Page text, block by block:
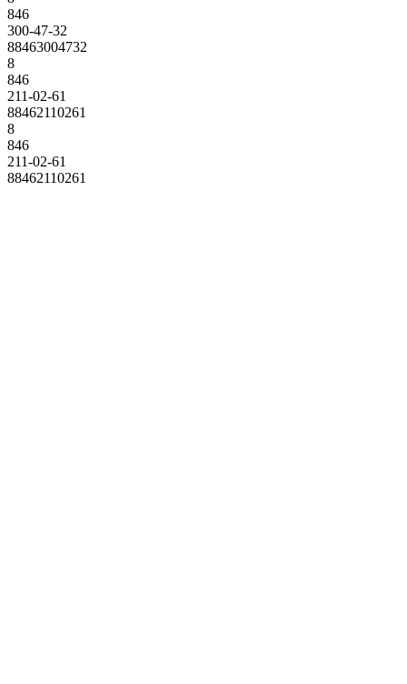
846
300-47-32
88463004732
8
846
211-02-61
88462110261
8
846
211-02-61
88462110261